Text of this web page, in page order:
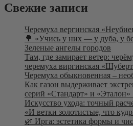
Свежие записи
Черемуха вергинская
🌳 «Учись у них — у дуба, у
Зеленые ангелы городов
Там, где замирает ветер:
черемуха виргинская
Черемуха обыкновенная –
Как газон выдерживает
серий «Стандарт» и «Эталон»
Искусство ухода: точный
«И ветки золотистые, что
🌿 Ирга: эстетика формы и